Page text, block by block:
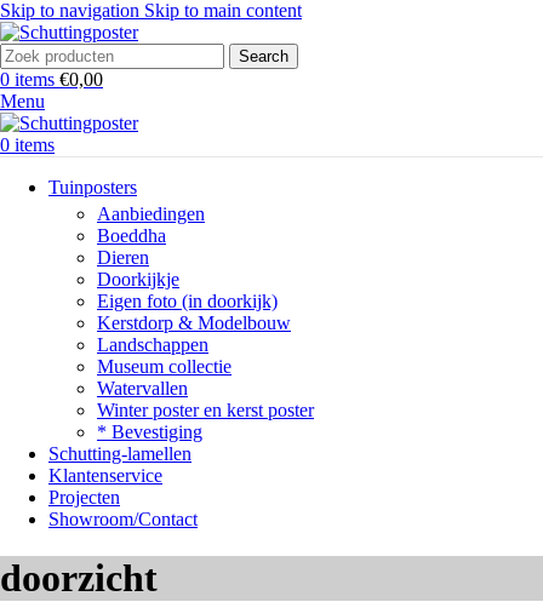
Skip to navigation Skip to main content
Search
0 items €0,00
Menu
0 items
Tuinposters
Aanbiedingen
Boeddha
Dieren
Doorkijkje
Eigen foto (in doorkijk)
Kerstdorp & Modelbouw
Landschappen
Museum collectie
Watervallen
Winter poster en kerst poster
* Bevestiging
Schutting-lamellen
Klantenservice
Projecten
Showroom/Contact
doorzicht